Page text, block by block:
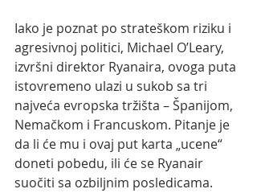
Iako je poznat po strateškom riziku i
agresivnoj politici, Michael O’Leary,
izvršni direktor Ryanaira, ovoga puta
istovremeno ulazi u sukob sa tri
najveća evropska tržišta – Španijom,
Nemačkom i Francuskom. Pitanje je
da li će mu i ovaj put karta „ucene“
doneti pobedu, ili će se Ryanair
suočiti sa ozbiljnim posledicama.